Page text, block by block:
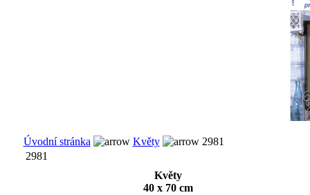
Úvodní stránka Květy
2981
2981
Květy
40 x 70 cm